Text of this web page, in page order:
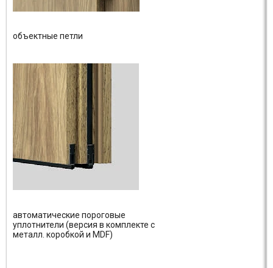
объектные петли
автоматические пороговые
уплотнители (версия в комплекте с
металл. коробкой и MDF)